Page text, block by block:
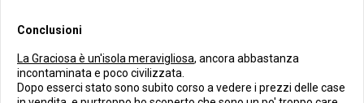
Conclusioni
La Graciosa è un'isola meravigliosa, ancora abbastanza
incontaminata e poco civilizzata.
Dopo esserci stato sono subito corso a vedere i prezzi delle case